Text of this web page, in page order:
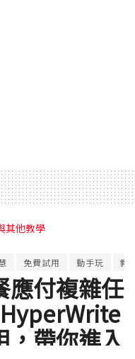
其他教學
免費試用 動手玩 教
應付複雜任
帶你進入